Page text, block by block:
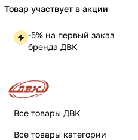
Товар участвует в акции
-5% на первый заказ
бренда ДВК
Все товары ДВК
Все товары категории